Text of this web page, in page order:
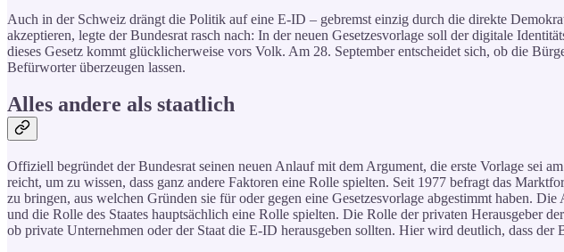
Auch in der Schweiz drängt die Politik auf eine E-ID – gebremst einzig durch die direkte
akzeptieren, legte der Bundesrat rasch nach: In der neuen Gesetzesvorlage soll der digitale
dieses Gesetz kommt glücklicherweise vors Volk. Am 28. September entscheidet sich, ob die
Befürworter überzeugen lassen.
Alles andere als staatlich
Offiziell begründet der Bundesrat seinen neuen Anlauf mit dem Argument, die erste Vorlage sei am
reicht, um zu wissen, dass ganz andere Faktoren eine Rolle spielten. Seit 1977 befragt das
zu bringen, aus welchen Gründen sie für oder gegen eine Gesetzesvorlage abgestimmt haben.
und die Rolle des Staates hauptsächlich eine Rolle spielten. Die Rolle der privaten Herausgeber
ob private Unternehmen oder der Staat die E-ID herausgeben sollten. Hier wird deutlich, dass